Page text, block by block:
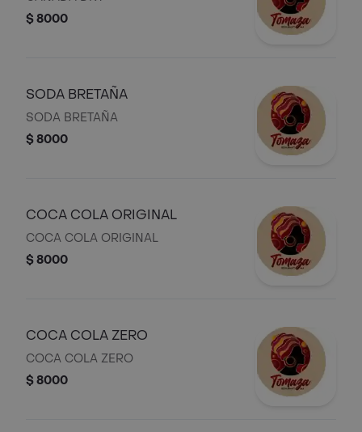
$ 8000
SODA BRETAÑA
SODA BRETAÑA
$ 8000
COCA COLA ORIGINAL
COCA COLA ORIGINAL
$ 8000
COCA COLA ZERO
COCA COLA ZERO
$ 8000